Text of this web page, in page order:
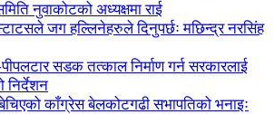
नुवाकोटको अध्यक्षमा राई
जग हल्लिनेहरुले दिनुपर्छः मछिन्द्र नरसिंह
पीपलटार सडक तत्काल निर्माण गर्न सरकारलाई
निर्देशन
काँग्रेस बेलकोटगढी सभापतिको भनाइः